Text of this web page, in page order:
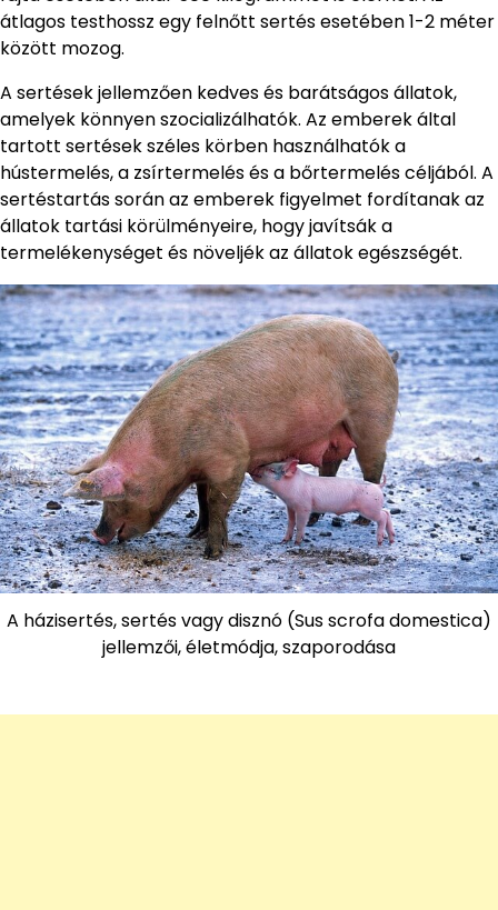
átlagos testhossz egy felnőtt sertés esetében 1-2 méter
között mozog.
A sertések jellemzően kedves és barátságos állatok,
amelyek könnyen szocializálhatók. Az emberek által
tartott sertések széles körben használhatók a
hústermelés, a zsírtermelés és a bőrtermelés céljából. A
sertéstartás során az emberek figyelmet fordítanak az
állatok tartási körülményeire, hogy javítsák a
termelékenységet és növeljék az állatok egészségét.
A házisertés, sertés vagy disznó (Sus scrofa domestica)
jellemzői, életmódja, szaporodása